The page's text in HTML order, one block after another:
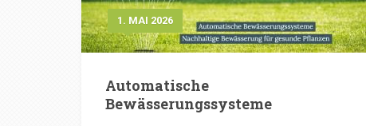
1. MAI 2026
Automatische
Bewässerungssysteme